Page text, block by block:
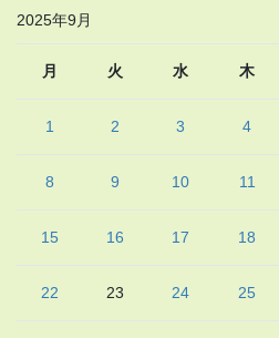
2025年9月
月 火 水 木
1 2 3 4
8 9 10 11
15 16 17 18
22 23 24 25